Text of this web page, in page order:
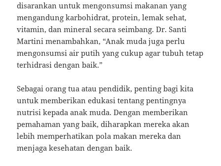
disarankan untuk mengonsumsi makanan yang
mengandung karbohidrat, protein, lemak sehat,
vitamin, dan mineral secara seimbang. Dr. Santi
Martini menambahkan, “Anak muda juga perlu
mengonsumsi air putih yang cukup agar tubuh tetap
terhidrasi dengan baik.”
Sebagai orang tua atau pendidik, penting bagi kita
untuk memberikan edukasi tentang pentingnya
nutrisi kepada anak muda. Dengan memberikan
pemahaman yang baik, diharapkan mereka akan
lebih memperhatikan pola makan mereka dan
menjaga kesehatan dengan baik.